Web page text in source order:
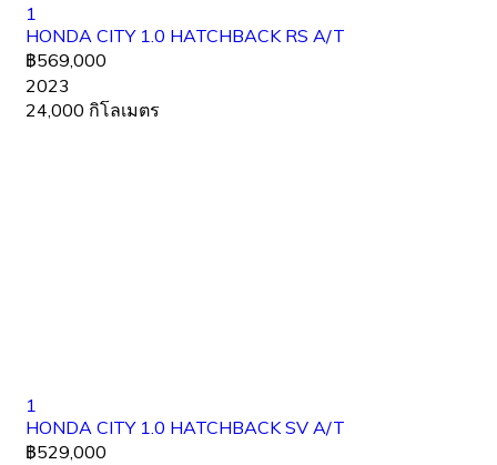
1
HONDA CITY 1.0 HATCHBACK RS A/T
฿569,000
2023
24,000 กิโลเมตร
1
HONDA CITY 1.0 HATCHBACK SV A/T
฿529,000